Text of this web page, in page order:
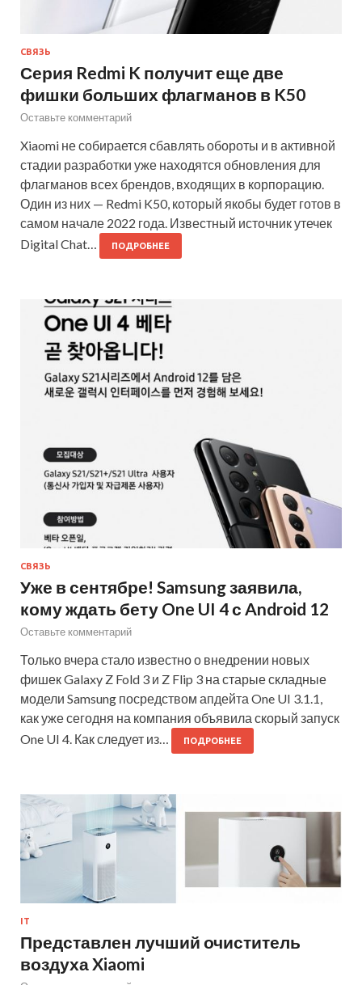
СВЯЗЬ
Серия Redmi K получит еще две
фишки больших флагманов в K50
Оставьте комментарий
Xiaomi не собирается сбавлять обороты и в активной
стадии разработки уже находятся обновления для
флагманов всех брендов, входящих в корпорацию.
Один из них — Redmi K50, который якобы будет готов в
самом начале 2022 года. Известный источник утечек
Digital Chat…
ПОДРОБНЕЕ
СВЯЗЬ
Уже в сентябре! Samsung заявила,
кому ждать бету One UI 4 с Android 12
Оставьте комментарий
Только вчера стало известно о внедрении новых
фишек Galaxy Z Fold 3 и Z Flip 3 на старые складные
модели Samsung посредством апдейта One UI 3.1.1,
как уже сегодня на компания объявила скорый запуск
One UI 4. Как следует из…
ПОДРОБНЕЕ
IT
Представлен лучший очиститель
воздуха Xiaomi